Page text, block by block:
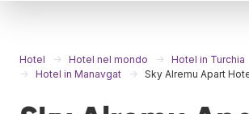
Hotel Hotel nel mondo
Hotel in Turchia
Hotel in Manavgat
Sky Alremu Apart